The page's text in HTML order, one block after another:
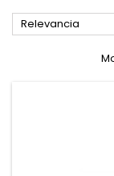
Relevancia